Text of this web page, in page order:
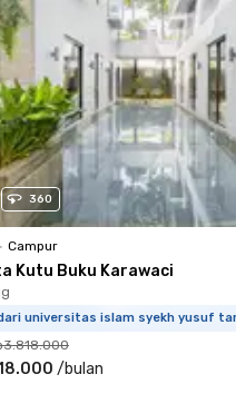
360
• Campur
Kutu Buku Karawaci
universitas islam syekh yusuf
/bulan